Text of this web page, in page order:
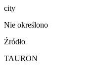
city
Nie określono
Źródło
TAURON